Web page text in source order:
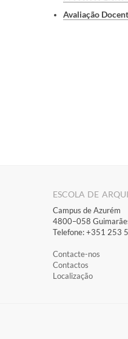
Avaliação
ESCOLA DE
Campus de Azurém
4800–058
Telefone: +351 253
Contacte-nos
Contactos
Localização